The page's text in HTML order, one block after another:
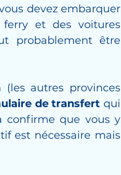
devez embarquer
et des voitures
probablement être
autres provinces
de transfert qui
confirme que vous y
est nécessaire mais